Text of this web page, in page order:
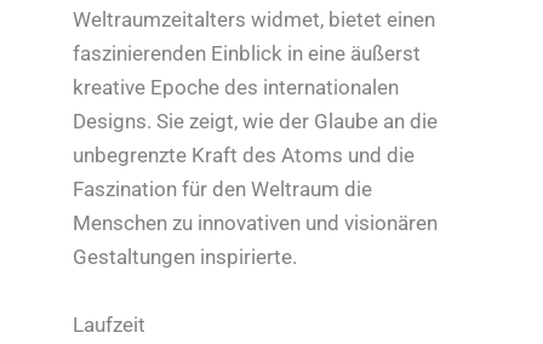
Weltraumzeitalters widmet, bietet einen
faszinierenden Einblick in eine äußerst
kreative Epoche des internationalen
Designs. Sie zeigt, wie der Glaube an die
unbegrenzte Kraft des Atoms und die
Faszination für den Weltraum die
Menschen zu innovativen und visionären
Gestaltungen inspirierte.
Laufzeit